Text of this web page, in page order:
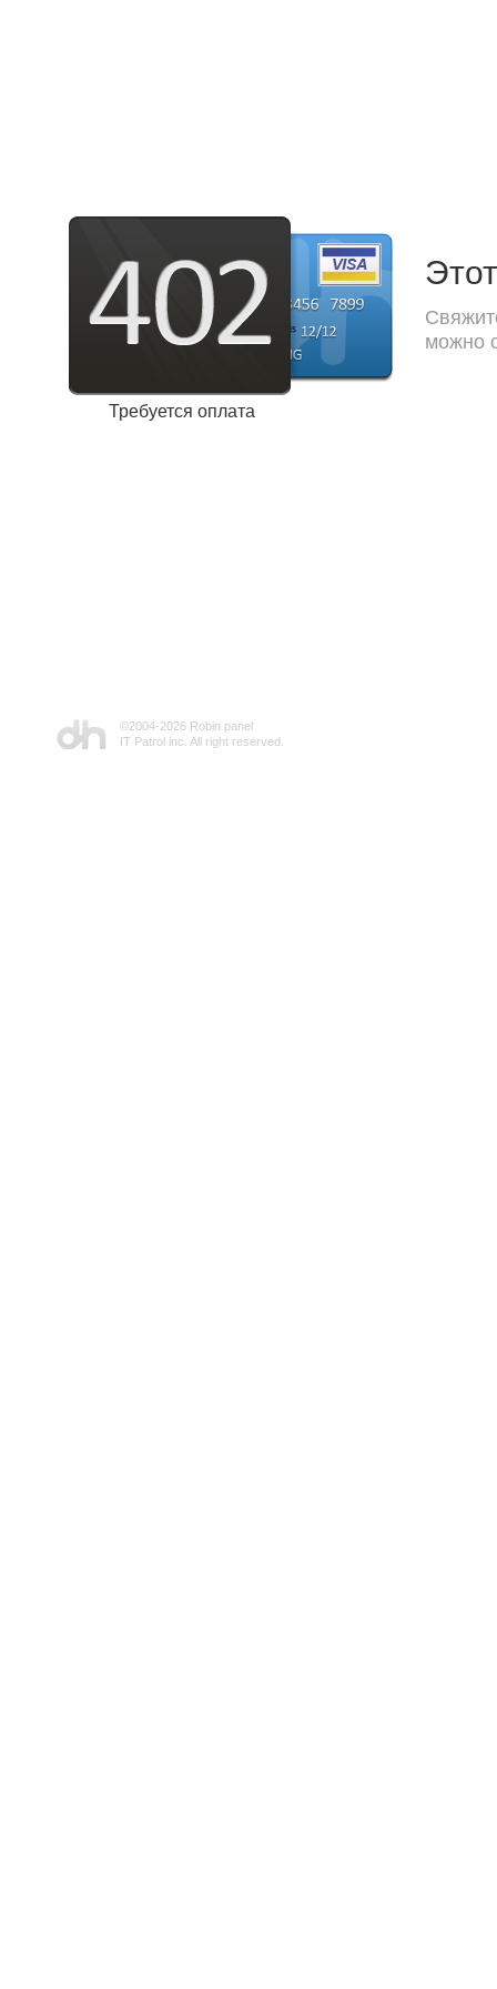
Требуется оплата
можно
©2004-2026 Robin panel
IT Patrol inc. All right reserved.